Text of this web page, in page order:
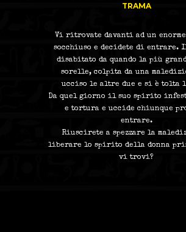
TRAMA
Vi ritrovate davanti ad un
socchiuso e decidete di entrare.
disabitato da quando la più
sorelle, colpita da una
ucciso le altre due e si è tolta
Da quel giorno il suo spirito
e tortura e uccide chiunque
entrare.
Riuscirete a spezzare la
liberare lo spirito della donna
vi trovi?